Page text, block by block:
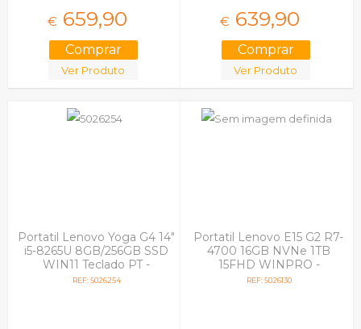
€ 659,90
Ver Produto
€ 639,90
Ver Produto
Portatil Lenovo Yoga G4 14"
i5-8265U 8GB/256GB SSD
WIN11 Teclado PT -
RECONDICIONADO
REF: 5026254
Portatil Lenovo E15 G2 R7-
4700 16GB NVNe 1TB
15FHD WINPRO -
RECONDICIONADO
REF: 5026130